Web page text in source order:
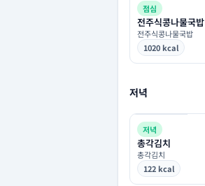
점심
전주식콩나물국밥
전주식콩나물국밥
1020 kcal
저녁
저녁
총각김치
총각김치
122 kcal